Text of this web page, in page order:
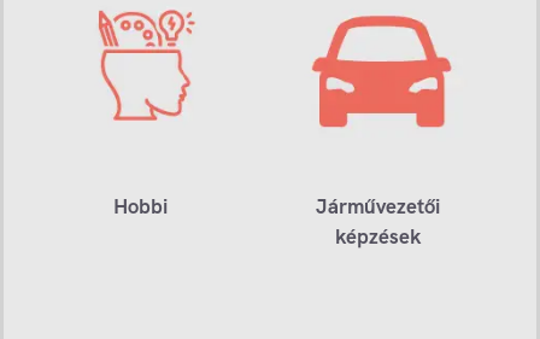
Hobbi
Járművezetői
képzések